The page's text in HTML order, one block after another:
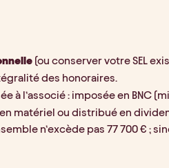
(ou conserver votre SEL
des honoraires.
à l’associé : imposée en BNC
en matériel ou distribué en
n’excède pas 77 700 € ;